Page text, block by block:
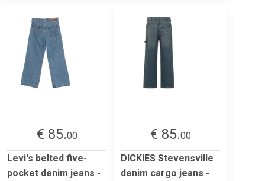
€ 85.00
Levi's belted five-
pocket denim jeans -
€ 85.00
DICKIES Stevensville
denim cargo jeans -